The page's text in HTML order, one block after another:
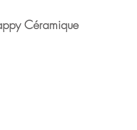
Céramique